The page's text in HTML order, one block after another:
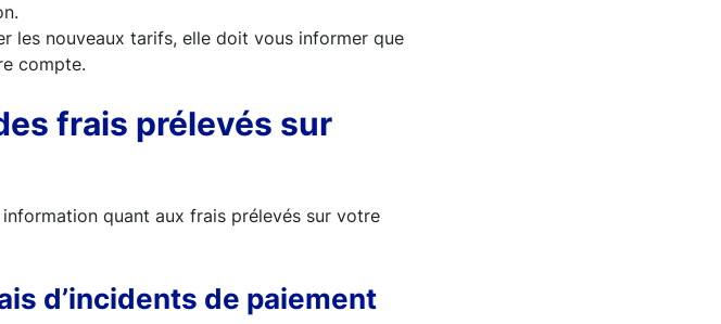
les nouveaux tarifs, elle doit vous informer que
compte.
frais prélevés sur
quant aux frais prélevés sur votre
d’incidents de paiement